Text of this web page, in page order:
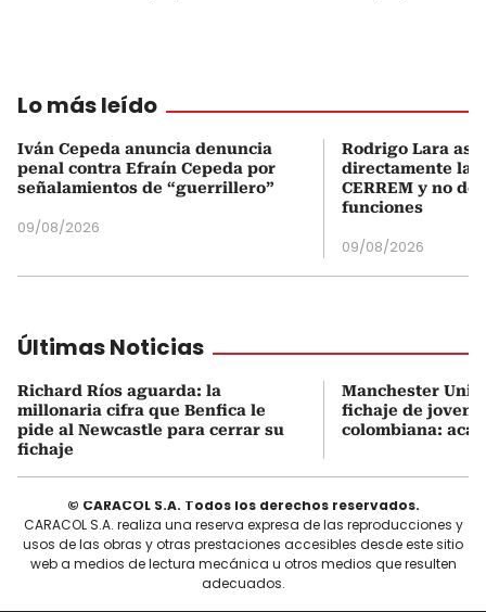
Lo más leído
Iván Cepeda anuncia denuncia
penal contra Efraín Cepeda por
señalamientos de “guerrillero”
09/08/2026
Rodrigo Lara
directamente la
CERREM y no
funciones
09/08/2026
Últimas Noticias
Richard Ríos aguarda: la
millonaria cifra que Benfica le
pide al Newcastle para cerrar su
fichaje
Manchester
fichaje de joven
colombiana: acá
© CARACOL S.A. Todos los derechos reservados.
CARACOL S.A. realiza una reserva expresa de las reproducciones y
usos de las obras y otras prestaciones accesibles desde este sitio
web a medios de lectura mecánica u otros medios que resulten
adecuados.